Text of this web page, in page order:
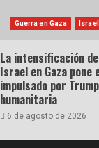
Guerra en Gaza Israel
La intensificación
Israel en Gaza
impulsado por
humanitaria
6 de agosto de 2026